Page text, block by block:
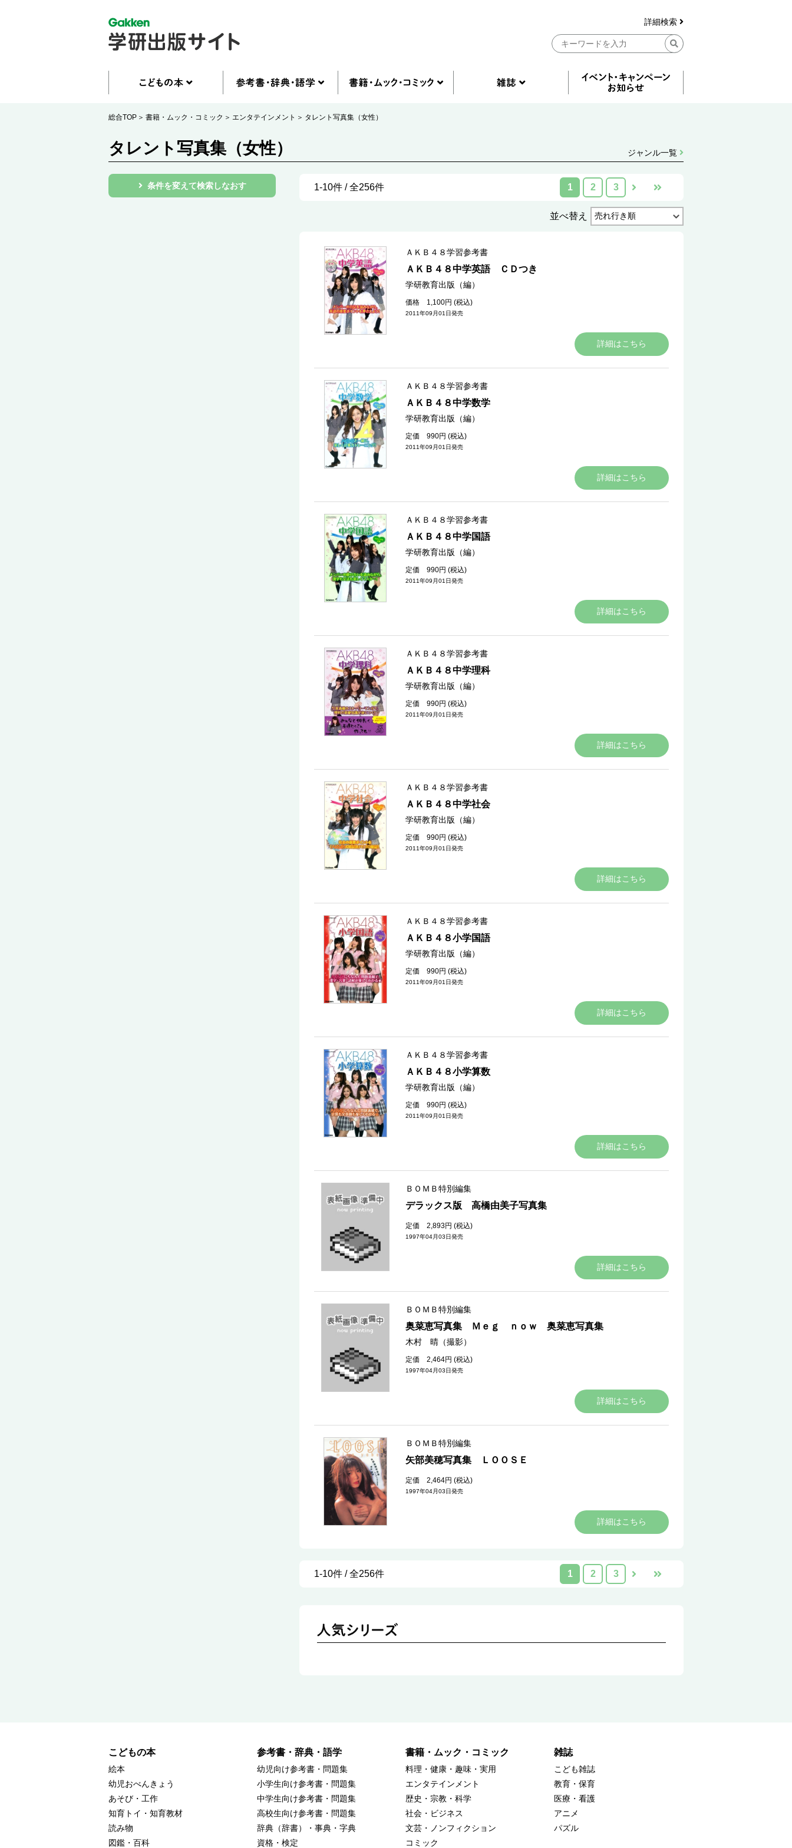
詳細検索
総合TOP 書籍・ムック・コミック エンタテインメント タレント写真集（女性）
タレント写真集（女性） ジャンル一覧
条件を変えて検索しなおす 1-10件 / 全256件 1 2 3
並べ替え
ＡＫＢ４８学習参考書
ＡＫＢ４８中学英語 ＣＤつき
学研教育出版（編）
価格 1,100円 (税込)
2011年09月01日発売
詳細はこちら
ＡＫＢ４８学習参考書
ＡＫＢ４８中学数学
学研教育出版（編）
定価 990円 (税込)
2011年09月01日発売
詳細はこちら
ＡＫＢ４８学習参考書
ＡＫＢ４８中学国語
学研教育出版（編）
定価 990円 (税込)
2011年09月01日発売
詳細はこちら
ＡＫＢ４８学習参考書
ＡＫＢ４８中学理科
学研教育出版（編）
定価 990円 (税込)
2011年09月01日発売
詳細はこちら
ＡＫＢ４８学習参考書
ＡＫＢ４８中学社会
学研教育出版（編）
定価 990円 (税込)
2011年09月01日発売
詳細はこちら
ＡＫＢ４８学習参考書
ＡＫＢ４８小学国語
学研教育出版（編）
定価 990円 (税込)
2011年09月01日発売
詳細はこちら
ＡＫＢ４８学習参考書
ＡＫＢ４８小学算数
学研教育出版（編）
定価 990円 (税込)
2011年09月01日発売
詳細はこちら
ＢＯＭＢ特別編集
デラックス版 高橋由美子写真集
定価 2,893円 (税込)
1997年04月03日発売
詳細はこちら
ＢＯＭＢ特別編集
奥菜恵写真集 Ｍｅｇ ｎｏｗ 奥菜恵写真集
木村 晴（撮影）
定価 2,464円 (税込)
1997年04月03日発売
詳細はこちら
ＢＯＭＢ特別編集
矢部美穂写真集 ＬＯＯＳＥ
定価 2,464円 (税込)
1997年04月03日発売
詳細はこちら
1-10件 / 全256件 1 2 3
こどもの本
絵本
幼児おべんきょう
あそび・工作
知育トイ・知育教材
読み物
図鑑・百科
参考書・辞典・語学
幼児向け参考書・問題集
小学生向け参考書・問題集
中学生向け参考書・問題集
高校生向け参考書・問題集
辞典（辞書）・事典・字典
資格・検定
書籍・ムック・コミック
料理・健康・趣味・実用
エンタテインメント
歴史・宗教・科学
社会・ビジネス
文芸・ノンフィクション
コミック
雑誌
こども雑誌
教育・保育
医療・看護
アニメ
パズル